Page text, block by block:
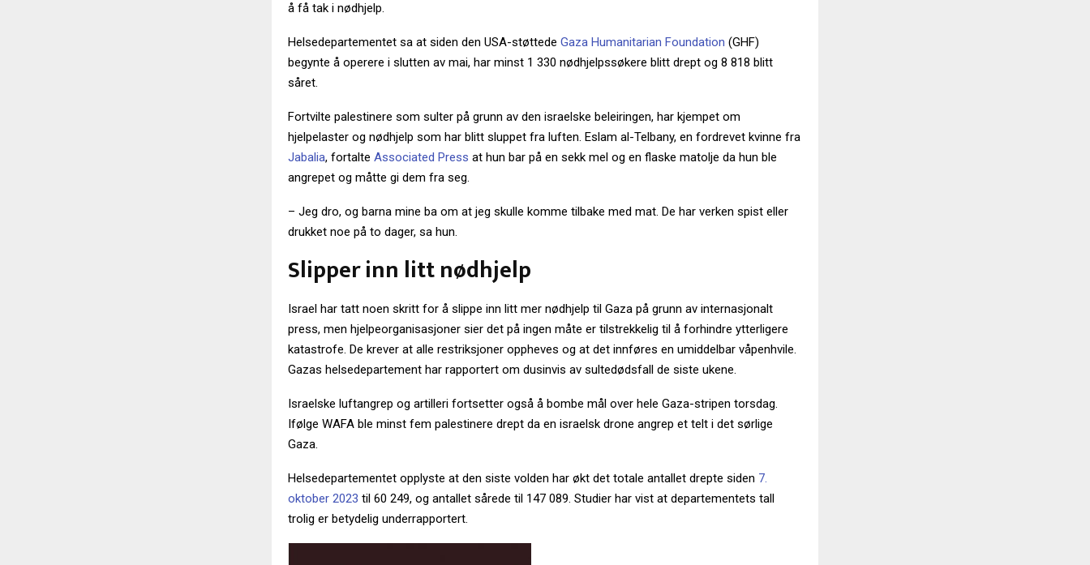
å få tak i nødhjelp.
Helsedepartementet sa at siden den USA-støttede Gaza Humanitarian Foundation (GHF)
begynte å operere i slutten av mai, har minst 1 330 nødhjelpssøkere blitt drept og 8 818 blitt
såret.
Fortvilte palestinere som sulter på grunn av den israelske beleiringen, har kjempet om
hjelpelaster og nødhjelp som har blitt sluppet fra luften. Eslam al-Telbany, en fordrevet kvinne fra
Jabalia, fortalte Associated Press at hun bar på en sekk mel og en flaske matolje da hun ble
angrepet og måtte gi dem fra seg.
– Jeg dro, og barna mine ba om at jeg skulle komme tilbake med mat. De har verken spist eller
drukket noe på to dager, sa hun.
Slipper inn litt nødhjelp
Israel har tatt noen skritt for å slippe inn litt mer nødhjelp til Gaza på grunn av internasjonalt
press, men hjelpeorganisasjoner sier det på ingen måte er tilstrekkelig til å forhindre ytterligere
katastrofe. De krever at alle restriksjoner oppheves og at det innføres en umiddelbar våpenhvile.
Gazas helsedepartement har rapportert om dusinvis av sultedødsfall de siste ukene.
Israelske luftangrep og artilleri fortsetter også å bombe mål over hele Gaza-stripen torsdag.
Ifølge WAFA ble minst fem palestinere drept da en israelsk drone angrep et telt i det sørlige
Gaza.
Helsedepartementet opplyste at den siste volden har økt det totale antallet drepte siden 7.
oktober 2023 til 60 249, og antallet sårede til 147 089. Studier har vist at departementets tall
trolig er betydelig underrapportert.